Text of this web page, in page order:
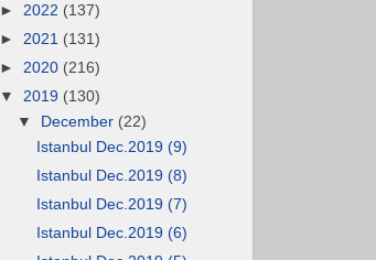
► 2022 (137)
► 2021 (131)
► 2020 (216)
▼ 2019 (130)
▼
December (22)
Istanbul Dec.2019 (9)
Istanbul Dec.2019 (8)
Istanbul Dec.2019 (7)
Istanbul Dec.2019 (6)